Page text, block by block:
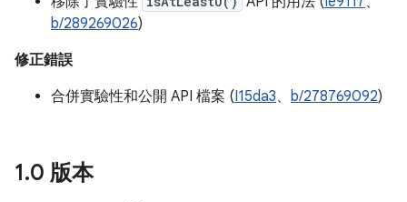
b/289269026)
修正錯誤
合併實驗性和公開 API 檔案 (I15da3、 b/278769092)
1.0 版本